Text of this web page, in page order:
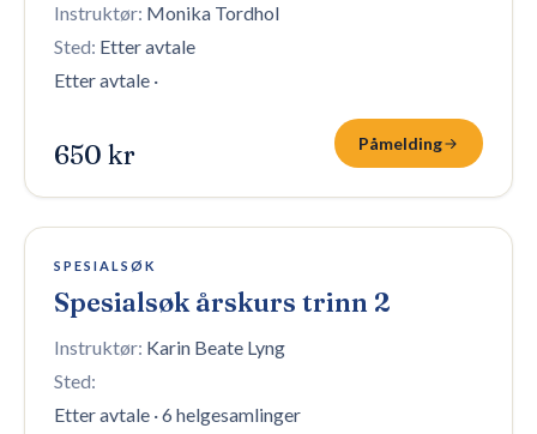
Instruktør: Monika Tordhol
Sted: Etter avtale
Etter avtale ·
650 kr Påmelding
16 plasser igjen
SPESIALSØK
Spesialsøk årskurs trinn 2
Instruktør: Karin Beate Lyng
Sted:
Etter avtale ·6 helgesamlinger